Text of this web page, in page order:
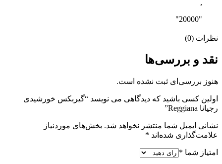
,
"20000"
نظرات (0)
نقد و بررسی‌ها
هنوز بررسی‌ای ثبت نشده است.
اولین کسی باشید که دیدگاهی می نویسد “گیربکس خورشیدی
رجیانا Reggiana”
نشانی ایمیل شما منتشر نخواهد شد. بخش‌های موردنیاز
علامت‌گذاری شده‌اند *
امتیاز شما *